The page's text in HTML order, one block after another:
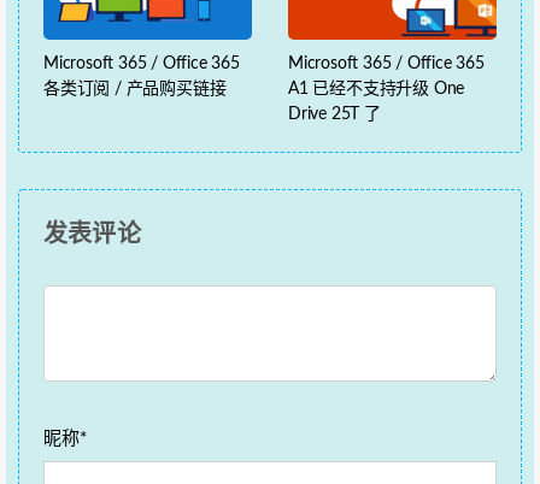
Microsoft 365 / Office 365
各类订阅 / 产品购买链接
Microsoft 365 / Office 365
A1 已经不支持升级 One
Drive 25T 了
发表评论
昵称*